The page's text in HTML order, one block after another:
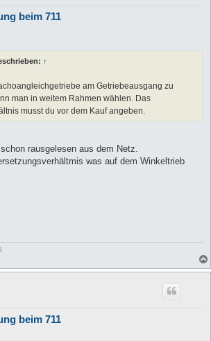
beim 711
↑
am Getriebeausgang zu
man in weitem Rahmen wählen. Das
musst du vor dem Kauf angeben.
rausgelesen aus dem Netz.
was auf dem Winkeltrieb
beim 711